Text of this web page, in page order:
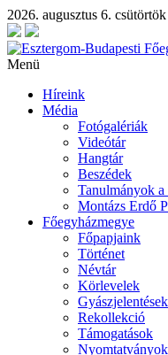
2026. augusztus 6. csütörtök
Menü
Híreink
Média
Fotógalériák
Videótár
Hangtár
Beszédek
Tanulmányok a
Montázs Erdő
Főegyházmegye
Főpapjaink
Történet
Névtár
Körlevelek
Gyászjelentések
Rekollekció
Támogatások
Nyomtatványok